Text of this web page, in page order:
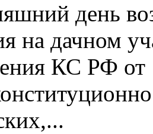
день
на дачном
КС РФ